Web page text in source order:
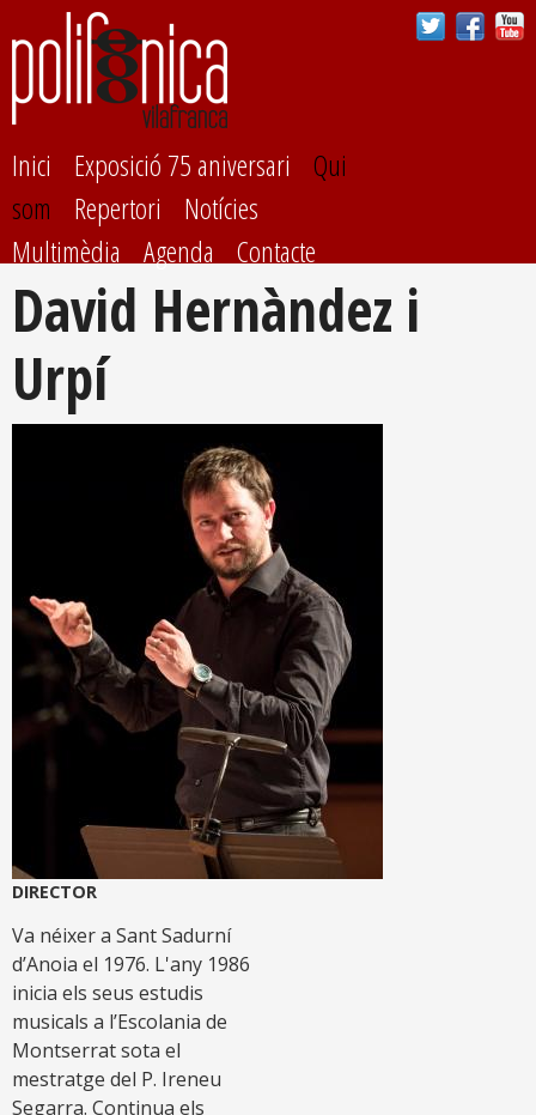
contingut
Inici Exposició 75 aniversari
Qui
som
Repertori
Notícies
Multimèdia
Agenda Contacte
David Hernàndez i
Urpí
DIRECTOR
Va néixer a Sant Sadurní
d’Anoia el 1976. L'any 1986
inicia els seus estudis
musicals a l’Escolania de
Montserrat sota el
mestratge del P. Ireneu
Segarra. Continua els